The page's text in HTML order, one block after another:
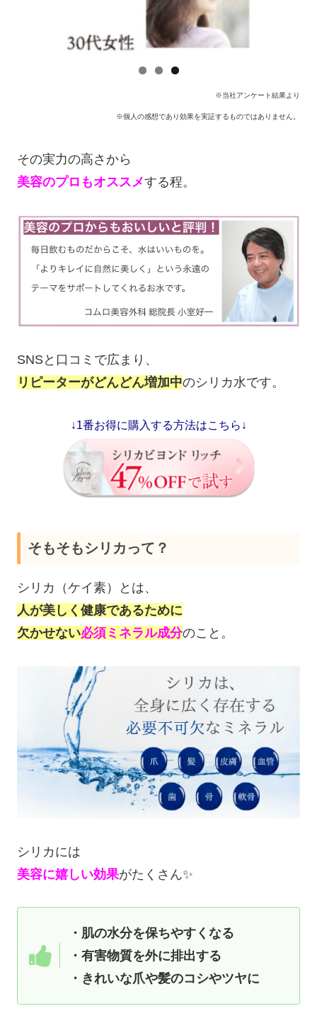
※当社アンケート結果より
※個人の感想であり効果を実証するものではありません。
その実力の高さから
美容のプロもオススメする程。
SNSと口コミで広まり、
リピーターがどんどん増加中のシリカ水です。
↓1番お得に購入する方法はこちら↓
そもそもシリカって？
シリカ（ケイ素）とは、
人が美しく健康であるために
欠かせない必須ミネラル成分のこと。
シリカには
美容に嬉しい効果がたくさん✨
・肌の水分を保ちやすくなる
・有害物質を外に排出する
・きれいな爪や髪のコシやツヤに